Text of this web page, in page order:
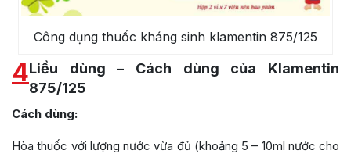
Công dụng thuốc kháng sinh klamentin 875/125
4Liều dùng – Cách dùng của Klamentin
875/125
Cách dùng:
Hòa thuốc với lượng nước vừa đủ (khoảng 5 – 10ml nước cho